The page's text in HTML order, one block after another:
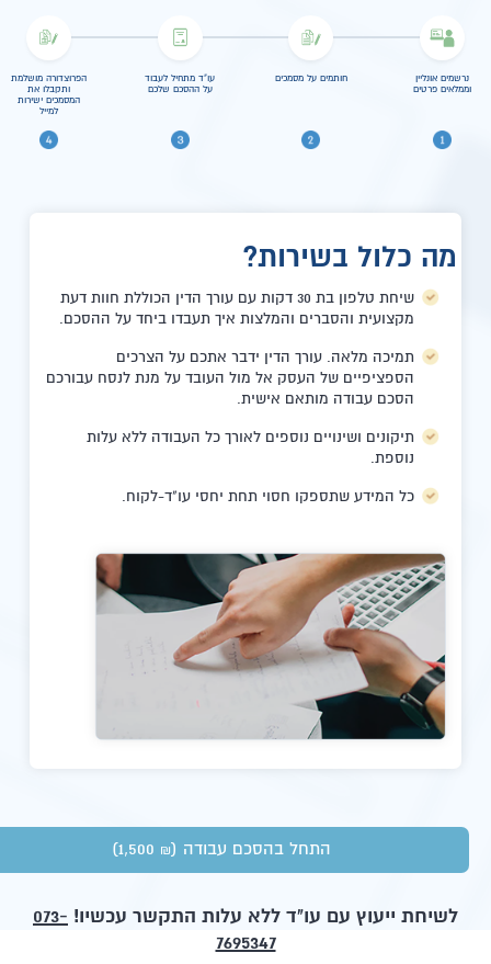
נרשמים אונליין
וממלאים פרטים
חותמים על מסמכים
עו"ד מתחיל לעבוד
על ההסכם שלכם
הפרוצדורה מושלמת
ותקבלו את
המסמכים ישירות
למייל
מה כלול בשירות?
שיחת טלפון בת 30 דקות עם עורך הדין הכוללת חוות דעת
מקצועית והסברים והמלצות איך תעבדו ביחד על ההסכם.
תמיכה מלאה. עורך הדין ידבר אתכם על הצרכים
הספציפיים של העסק אל מול העובד על מנת לנסח עבורכם
הסכם עבודה מותאם אישית.
תיקונים ושינויים נוספים לאורך כל העבודה ללא עלות
נוספת.
כל המידע שתספקו חסוי תחת יחסי עו"ד-לקוח.
התחל בהסכם עבודה (1,500
₪
)
לשיחת ייעוץ עם עו"ד ללא עלות התקשר עכשיו! 073-
7695347